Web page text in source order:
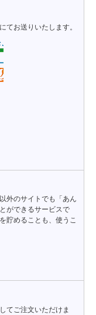
てお送りいたします。
外のサイトでも「あん
ができるサービスで
貯めることも、使うこ
てご注文いただけま